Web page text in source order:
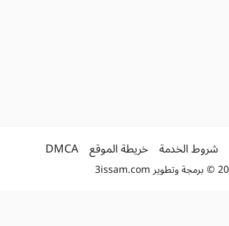
شروط الخدمة خريطة الموقع DMCA
3issam.com